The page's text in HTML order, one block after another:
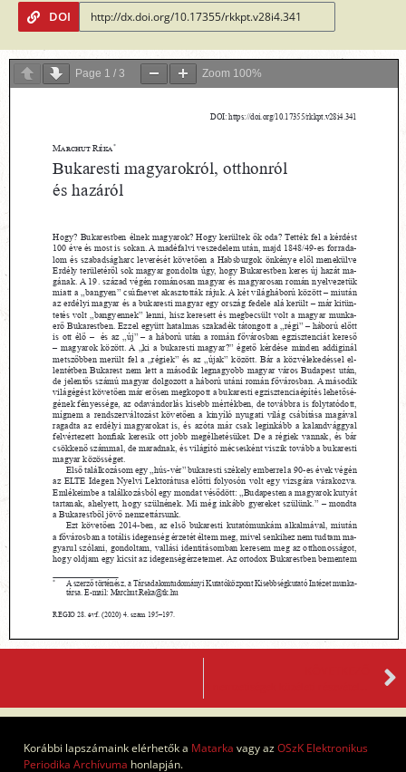
DOI
Page 1 / 3 Zoom 100%
Korábbi lapszámaink elérhetők a Matarka vagy azOSzK Elektronikus
Periodika Archívuma honlapján.